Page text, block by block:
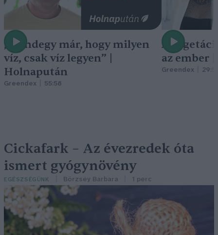
„Mindegy már, hogy milyen
víz, csak víz legyen” |
Holnapután
Greendex 55:58
A
az ember
Greendex
Cickafark – Az évezredek óta
ismert gyógynövény
EGÉSZSÉGÜNK Börzsey Barbara 1 perc